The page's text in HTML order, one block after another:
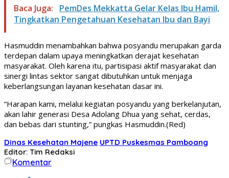
Baca Juga:
PemDes Mekkatta Gelar Kelas Ibu Hamil,
Tingkatkan Pengetahuan Kesehatan Ibu dan Bayi
Hasmuddin menambahkan bahwa posyandu merupakan garda
terdepan dalam upaya meningkatkan derajat kesehatan
masyarakat. Oleh karena itu, partisipasi aktif masyarakat dan
sinergi lintas sektor sangat dibutuhkan untuk menjaga
keberlangsungan layanan kesehatan dasar ini.
“Harapan kami, melalui kegiatan posyandu yang berkelanjutan,
akan lahir generasi Desa Adolang Dhua yang sehat, cerdas,
dan bebas dari stunting,” pungkas Hasmuddin.(Red)
Dinas Kesehatan Majene UPTD Puskesmas Pamboang
Editor: Tim Redaksi
Komentar